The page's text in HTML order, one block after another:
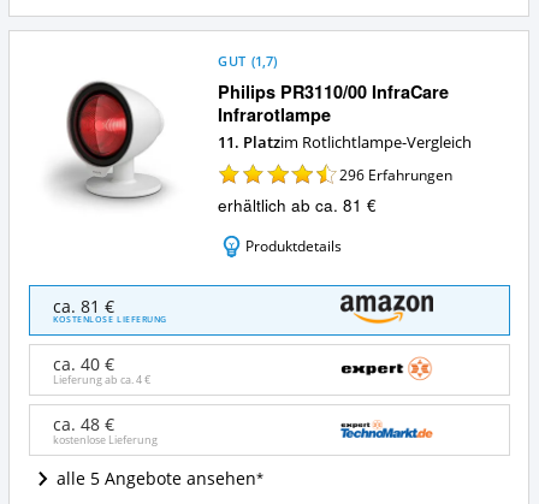
Philips PR3110/00 InfraCare
Infrarotlampe
GUT (1,7)
11. Platzim Rotlichtlampe-Vergleich
296 Erfahrungen
erhältlich ab ca. 81 €
Produktdetails
PR3110/00
InfraCare
Infrarotlampe
Angebote:
Wo
diese
Rotlichtlampe
erhältlich?
ca. 81 €
KOSTENLOSE LIEFERUNG
ca. 40 €
Lieferung ab ca.4 €
ca. 48 €
kostenlose Lieferung
alle 5 Angebote ansehen